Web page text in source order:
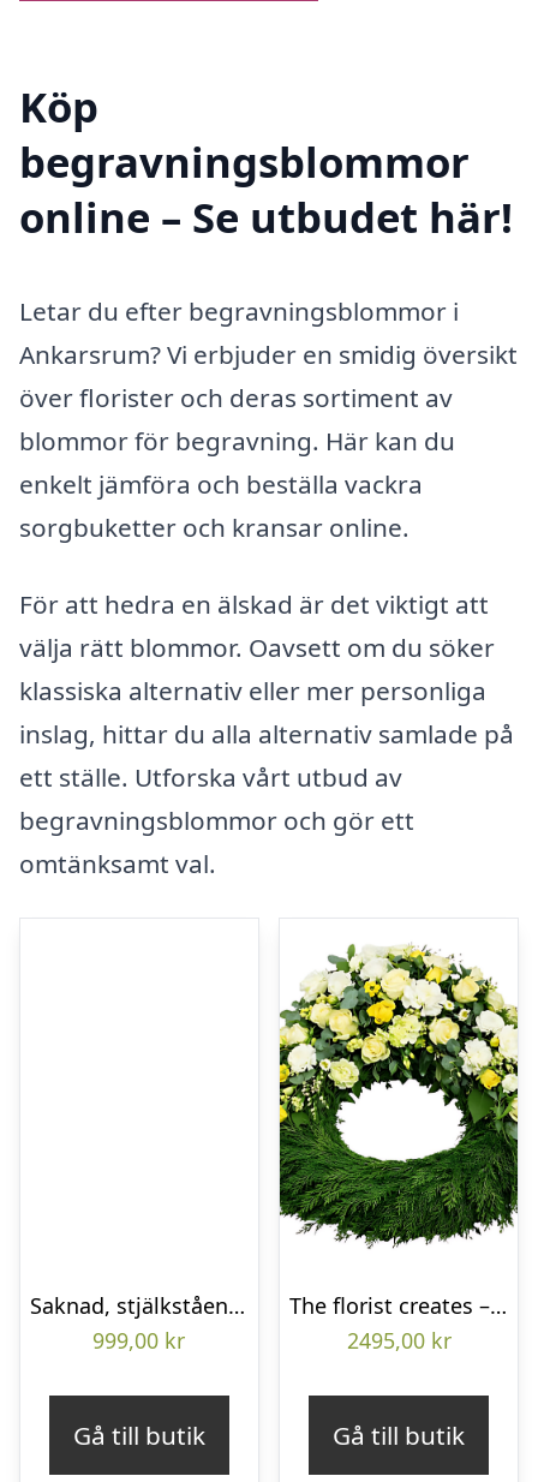
Köp
begravningsblommor
online – Se utbudet här!
Letar du efter begravningsblommor i
Ankarsrum? Vi erbjuder en smidig översikt
över florister och deras sortiment av
blommor för begravning. Här kan du
enkelt jämföra och beställa vackra
sorgbuketter och kransar online.
För att hedra en älskad är det viktigt att
välja rätt blommor. Oavsett om du söker
klassiska alternativ eller mer personliga
inslag, hittar du alla alternativ samlade på
ett ställe. Utforska vårt utbud av
begravningsblommor och gör ett
omtänksamt val.
Saknad, stjälkstående bukett
999,00 kr
Gå till butik
The florist creates – Funeral wreath
2495,00 kr
Gå till butik